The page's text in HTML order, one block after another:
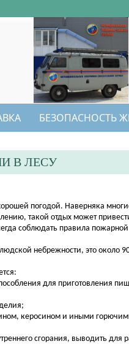
БЕЗОПАСНОСТЬ
В ЛЕСУ
погодой. Наверняка
такой отдых может
соблюдать правила пожарной
небрежности, это около
для приготовления
керосином и иными
сгорания, выводить для